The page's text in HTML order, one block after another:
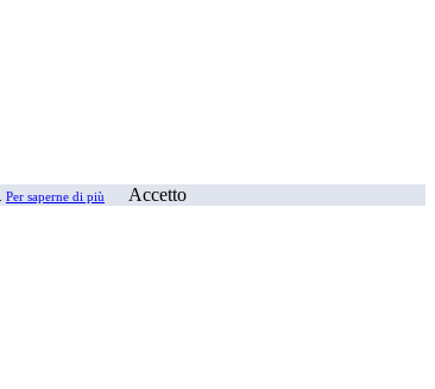
Per saperne di più Accetto